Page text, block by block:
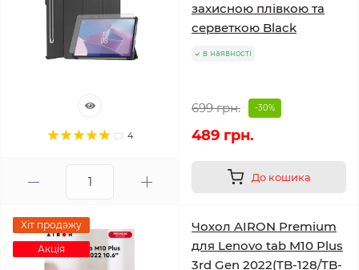
4
захисною плівкою та
серветкою Black
в наявності
699 грн. -30%
489 грн.
До кошика
Хіт продажу
Акція
Чохол AIRON Premium
для Lenovo tab M10 Plus
3rd Gen 2022(TB-128/TB-